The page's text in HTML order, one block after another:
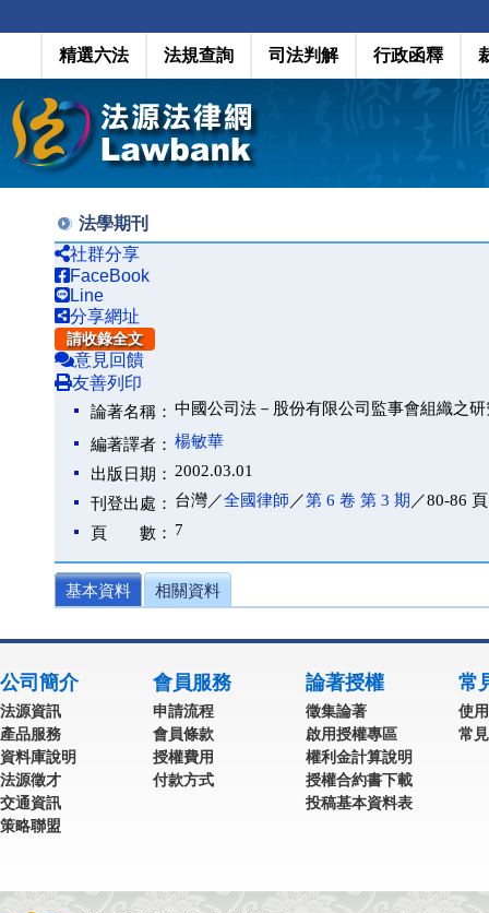
精選六法 法規查詢 司法判解 行政函釋
法學期刊
社群分享
FaceBook
Line
分享網址
請收錄全文
意見回饋
友善列印
論著名稱： 中國公司法－股份有限公司監事會組織之
編著譯者： 楊敏華
出版日期： 2002.03.01
刊登出處： 台灣／全國律師 ／第 6 卷 第 3 期 ／80-86 頁
頁 數： 7
基本資料 相關資料
公司簡介
法源資訊
產品服務
資料庫說明
法源徵才
交通資訊
策略聯盟
會員服務
申請流程
會員條款
授權費用
付款方式
論著授權
徵集論著
啟用授權專區
權利金計算說明
授權合約書下載
投稿基本資料表
常
使
常